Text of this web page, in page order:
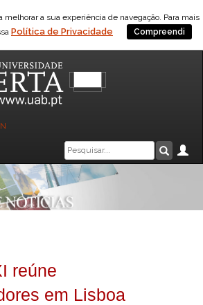
a sua experiência de navegação. Para mais
Política de Privacidade Compreendi
Caixa
de
pesquisa
reúne
em Lisboa